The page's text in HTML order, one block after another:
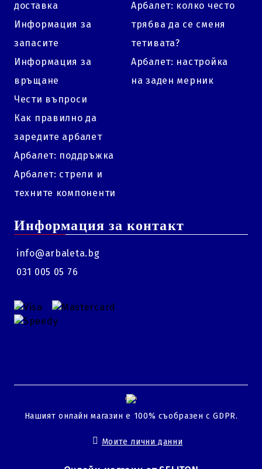
доставка
Информация за
запасите
Информация за
връщане
Чести въпроси
Как правилно да
заредите арбалет
Арбалет: поддръжка
Арбалет: стрели и
техните компоненти
Арбалет: колко често
трябва да се сменя
тетивата?
Арбалет: настройка
на заден мерник
Информация за контакт
info@arbaleta.bg
031 005 05 76
GDPR
Нашият онлайн магазин е 100% съобразен с GDPR.
Моите лични данни